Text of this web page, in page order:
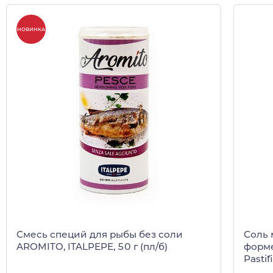
НОВИНКА
Смесь специй для рыбы без соли
AROMITO, ITALPEPE, 50 г (пл/б)
Соль